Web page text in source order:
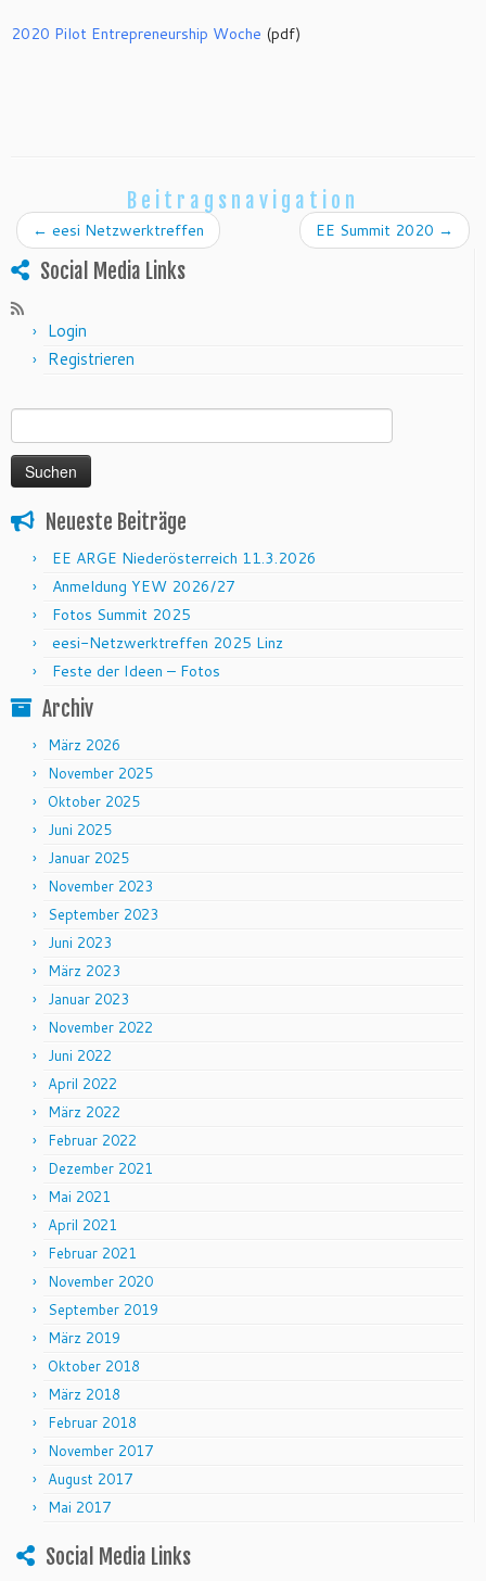
2020 Pilot Entrepreneurship Woche (pdf)
Beitragsnavigation
← eesi Netzwerktreffen EE Summit 2020 →
Social Media Links
Login
Registrieren
Neueste Beiträge
EE ARGE Niederösterreich 11.3.2026
Anmeldung YEW 2026/27
Fotos Summit 2025
eesi-Netzwerktreffen 2025 Linz
Feste der Ideen – Fotos
Archiv
März 2026
November 2025
Oktober 2025
Juni 2025
Januar 2025
November 2023
September 2023
Juni 2023
März 2023
Januar 2023
November 2022
Juni 2022
April 2022
März 2022
Februar 2022
Dezember 2021
Mai 2021
April 2021
Februar 2021
November 2020
September 2019
März 2019
Oktober 2018
März 2018
Februar 2018
November 2017
August 2017
Mai 2017
Social Media Links